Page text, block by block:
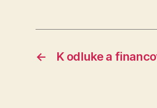
← K odluke a